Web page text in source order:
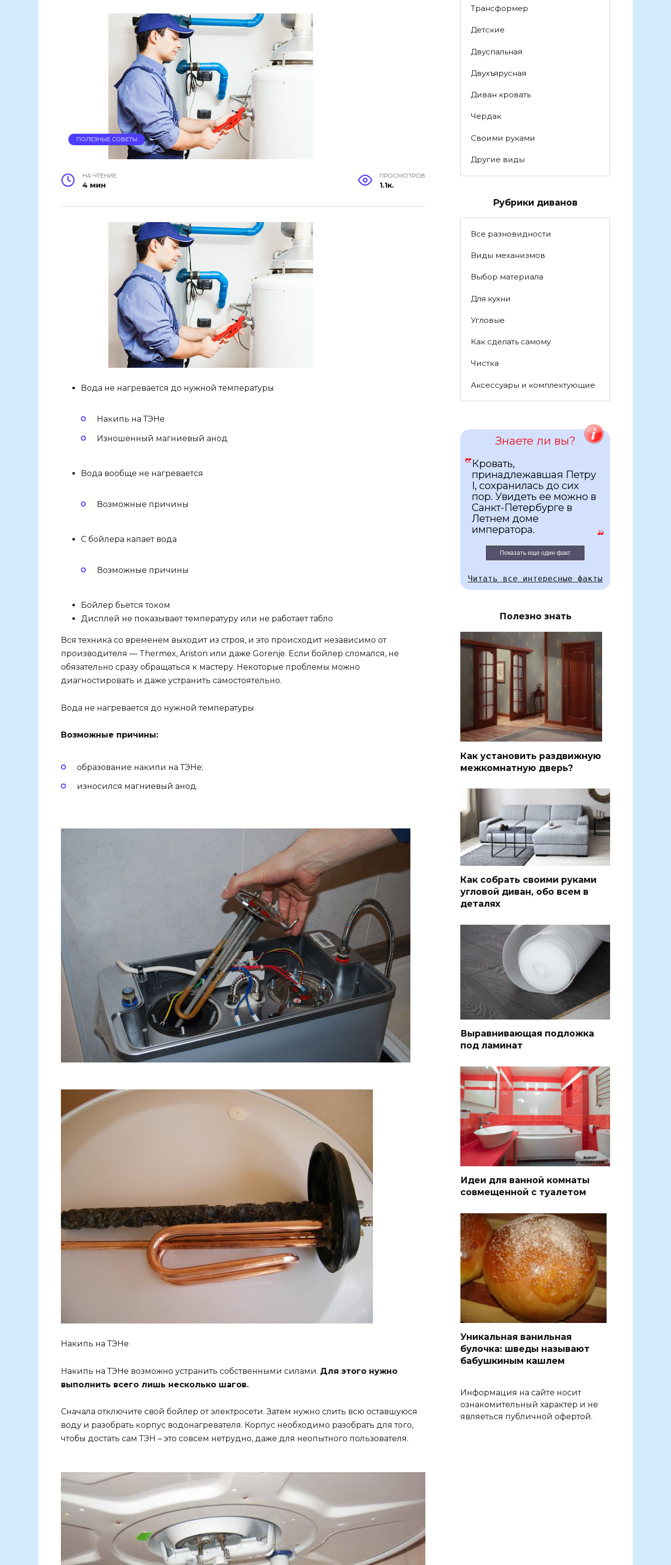
ПОЛЕЗНЫЕ СОВЕТЫ
НА ЧТЕНИЕ
4 мин
ПРОСМОТРОВ
1.1к.
Вода не нагревается до нужной температуры
Накипь на ТЭНе
Изношенный магниевый анод
Вода вообще не нагревается
Возможные причины
С бойлера капает вода
Возможные причины
Бойлер бьется током
Дисплей не показывает температуру или не работает табло
Вся техника со временем выходит из строя, и это происходит независимо от
производителя — Thermex, Ariston или даже Gorenje. Если бойлер сломался, не
обязательно сразу обращаться к мастеру. Некоторые проблемы можно
диагностировать и даже устранить самостоятельно.
Вода не нагревается до нужной температуры
Возможные причины:
образование накипи на ТЭНе;
износился магниевый анод.
Накипь на ТЭНе
Накипь на ТЭНе возможно устранить собственными силами. Для этого нужно
выполнить всего лишь несколько шагов.
Сначала отключите свой бойлер от электросети. Затем нужно слить всю оставшуюся
воду и разобрать корпус водонагревателя. Корпус необходимо разобрать для того,
чтобы достать сам ТЭН – это совсем нетрудно, даже для неопытного пользователя.
Трансформер
Детские
Двуспальная
Двухъярусная
Диван кровать
Чердак
Своими руками
Другие виды
Рубрики диванов
Все разновидности
Виды механизмов
Выбор материала
Для кухни
Угловые
Как сделать самому
Чистка
Аксессуары и комплектующие
Знаете ли вы?
Кровать,
принадлежавшая Петру
I, сохранилась до сих
пор. Увидеть ее можно в
Санкт-Петербурге в
Летнем доме
императора.
Показать еще один факт
Читать все интересные факты
Полезно знать
Как установить раздвижную
межкомнатную дверь?
Как собрать своими руками
угловой диван, обо всем в
деталях
Выравнивающая подложка
под ламинат
Идеи для ванной комнаты
совмещенной с туалетом
Уникальная ванильная
булочка: шведы называют
бабушкиным кашлем
Информация на сайте носит
ознакомительный характер и не
являеться публичной офертой.